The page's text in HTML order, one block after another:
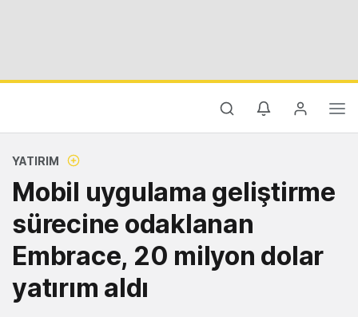
YATIRIM
Mobil uygulama geliştirme
sürecine odaklanan
Embrace, 20 milyon dolar
yatırım aldı